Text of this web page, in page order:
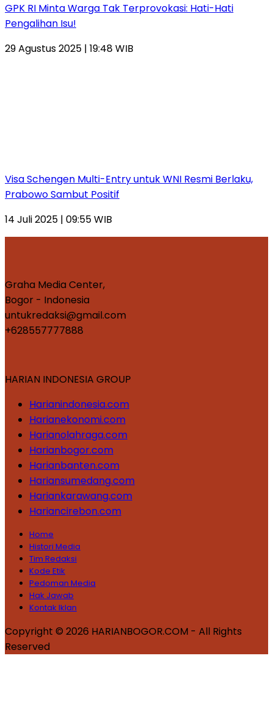
GPK RI Minta Warga Tak Terprovokasi: Hati-Hati
Pengalihan Isu!
29 Agustus 2025 | 19:48 WIB
Visa Schengen Multi-Entry untuk WNI Resmi Berlaku,
Prabowo Sambut Positif
14 Juli 2025 | 09:55 WIB
Graha Media Center,
Bogor - Indonesia
untukredaksi@gmail.com
+628557777888
HARIAN INDONESIA GROUP
Harianindonesia.com
Harianekonomi.com
Harianolahraga.com
Harianbogor.com
Harianbanten.com
Hariansumedang.com
Hariankarawang.com
Hariancirebon.com
Home
Histori Media
Tim Redaksi
Kode Etik
Pedoman Media
Hak Jawab
Kontak Iklan
Copyright © 2026 HARIANBOGOR.COM - All Rights
Reserved